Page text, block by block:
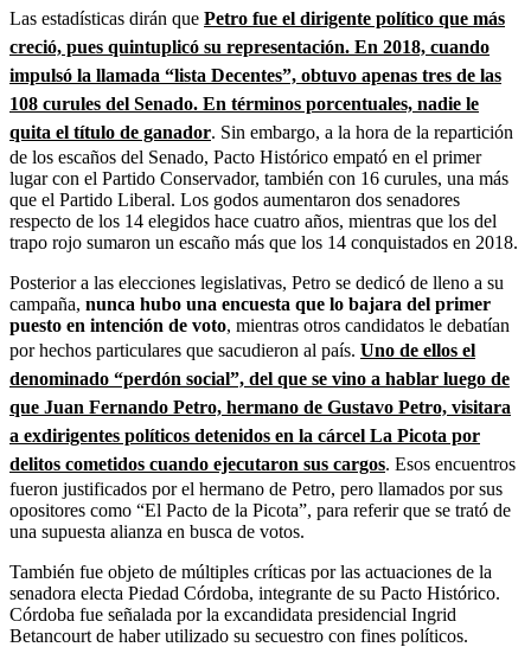
Las estadísticas dirán que Petro fue el dirigente político que más
creció, pues quintuplicó su representación. En 2018, cuando
impulsó la llamada “lista Decentes”, obtuvo apenas tres de las
108 curules del Senado. En términos porcentuales, nadie le
quita el título de ganador. Sin embargo, a la hora de la repartición
de los escaños del Senado, Pacto Histórico empató en el primer
lugar con el Partido Conservador, también con 16 curules, una más
que el Partido Liberal. Los godos aumentaron dos senadores
respecto de los 14 elegidos hace cuatro años, mientras que los del
trapo rojo sumaron un escaño más que los 14 conquistados en 2018.
Posterior a las elecciones legislativas, Petro se dedicó de lleno a su
campaña, nunca hubo una encuesta que lo bajara del primer
puesto en intención de voto, mientras otros candidatos le debatían
por hechos particulares que sacudieron al país. Uno de ellos el
denominado “perdón social”, del que se vino a hablar luego de
que Juan Fernando Petro, hermano de Gustavo Petro, visitara
a exdirigentes políticos detenidos en la cárcel La Picota por
delitos cometidos cuando ejecutaron sus cargos. Esos encuentros
fueron justificados por el hermano de Petro, pero llamados por sus
opositores como “El Pacto de la Picota”, para referir que se trató de
una supuesta alianza en busca de votos.
También fue objeto de múltiples críticas por las actuaciones de la
senadora electa Piedad Córdoba, integrante de su Pacto Histórico.
Córdoba fue señalada por la excandidata presidencial Ingrid
Betancourt de haber utilizado su secuestro con fines políticos.